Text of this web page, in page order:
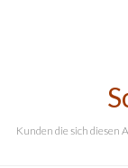
Kunden die sich diesen